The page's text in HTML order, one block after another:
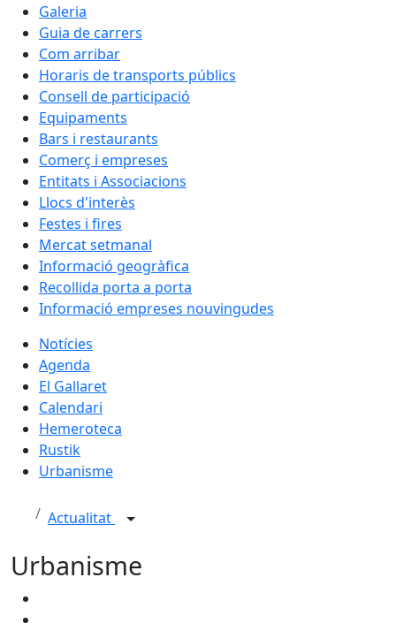
Galeria
Guia de carrers
Com arribar
Horaris de transports públics
Consell de participació
Equipaments
Bars i restaurants
Comerç i empreses
Entitats i Associacions
Llocs d'interès
Festes i fires
Mercat setmanal
Informació geogràfica
Recollida porta a porta
Informació empreses nouvingudes
Notícies
Agenda
El Gallaret
Calendari
Hemeroteca
Rustik
Urbanisme
Actualitat
Urbanisme